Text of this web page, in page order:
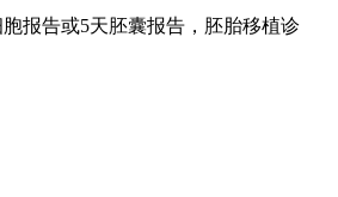
报告或5天胚囊报告，胚胎移植诊